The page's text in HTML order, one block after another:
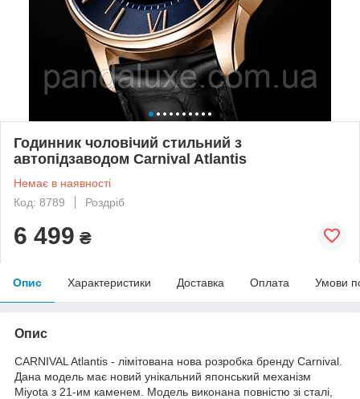
Годинник чоловічий стильний з
автопідзаводом Carnival Atlantis
Немає в наявності
Код: 8789
Роздріб
6 499 ₴
Опис Характеристики Доставка Оплата Умови
Опис
CARNIVAL Atlantis - лімітована нова розробка бренду Carnival.
Дана модель має новий унікальний японський механізм
Miyota з 21-им каменем. Модель виконана повністю зі сталі,